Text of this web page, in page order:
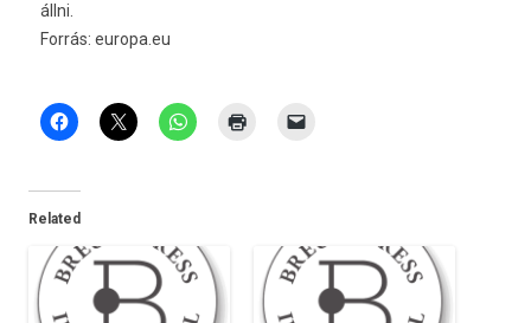
állni.
Forrás: europa.eu
Related